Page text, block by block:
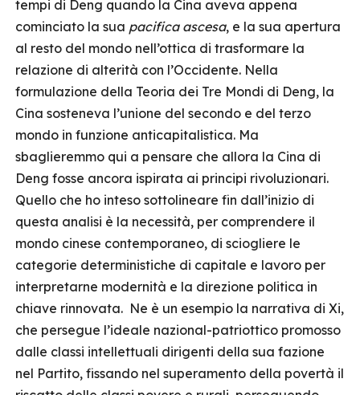
tempi di Deng quando la Cina aveva appena
cominciato la sua pacifica ascesa, e la sua apertura
al resto del mondo nell’ottica di trasformare la
relazione di alterità con l’Occidente. Nella
formulazione della Teoria dei Tre Mondi di Deng, la
Cina sosteneva l’unione del secondo e del terzo
mondo in funzione anticapitalistica. Ma
sbaglieremmo qui a pensare che allora la Cina di
Deng fosse ancora ispirata ai principi rivoluzionari.
Quello che ho inteso sottolineare fin dall’inizio di
questa analisi è la necessità, per comprendere il
mondo cinese contemporaneo, di sciogliere le
categorie deterministiche di capitale e lavoro per
interpretarne modernità e la direzione politica in
chiave rinnovata. Ne è un esempio la narrativa di Xi,
che persegue l’ideale nazional-patriottico promosso
dalle classi intellettuali dirigenti della sua fazione
nel Partito, fissando nel superamento della povertà il